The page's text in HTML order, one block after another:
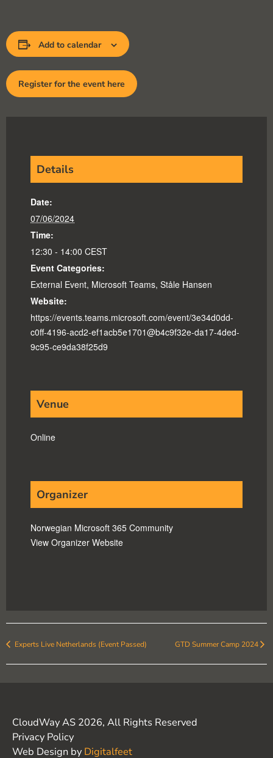
Add to calendar
Register for the event here
Details
Date:
07/06/2024
Time:
12:30 - 14:00 CEST
Event Categories:
External Event, Microsoft Teams, Ståle Hansen
Website:
https://events.teams.microsoft.com/event/3e34d0dd-
c0ff-4196-acd2-ef1acb5e1701@b4c9f32e-da17-4ded-
9c95-ce9da38f25d9
Venue
Online
Organizer
Norwegian Microsoft 365 Community
View Organizer Website
Experts Live Netherlands (Event Passed) GTD Summer Camp 2024
CloudWay AS 2026, All Rights Reserved
Privacy Policy
Web Design by Digitalfeet